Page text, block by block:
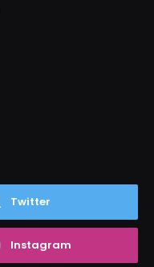
Twitter
Instagram